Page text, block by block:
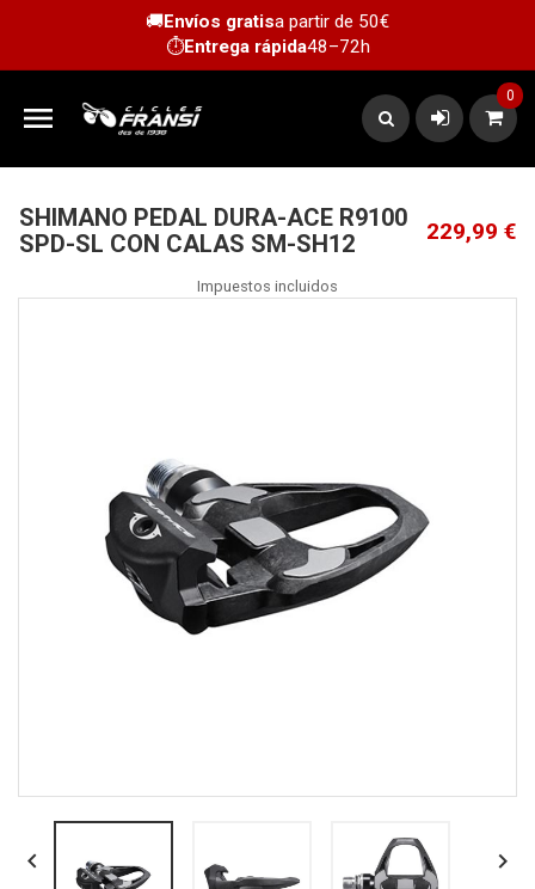
🚚Envíos gratisa partir de 50€
⏱️Entrega rápida48–72h

0
SHIMANO PEDAL DURA-ACE R9100
SPD-SL CON CALAS SM-SH12
229,99 €
Impuestos incluidos
 